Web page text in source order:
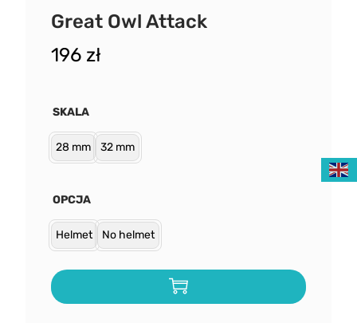
Great Owl Attack
196 zł
SKALA
28 mm 32 mm
OPCJA
Helmet No helmet